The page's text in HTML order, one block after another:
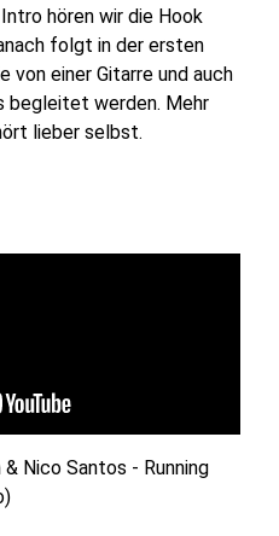
hören wir die Hook
folgt in der ersten
von einer Gitarre und auch
begleitet werden. Mehr
lieber selbst.
Nico Santos - Running